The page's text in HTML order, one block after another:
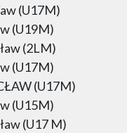
(U17M)
(U19M)
(2LM)
(U17M)
(U17M)
(U15M)
(U17 M)